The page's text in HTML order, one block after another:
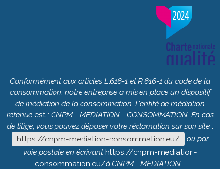
Conformément aux articles L 616-1 et R.616-1 du code de la
consommation notre entreprise a mis en place un dispositif
de médiation de la consommation L'entité de médiation
retenueest : CNPM - MEDIATION - CONSOMMATION. En cas
de litige vous pouvez déposer votre réclamation sur son site :
https://cnpm-mediation-consommation.eu/
ou par
voie postale en écrivanthttps://cnpm-mediation-
consommation.eu/à CNPM - MEDIATION -